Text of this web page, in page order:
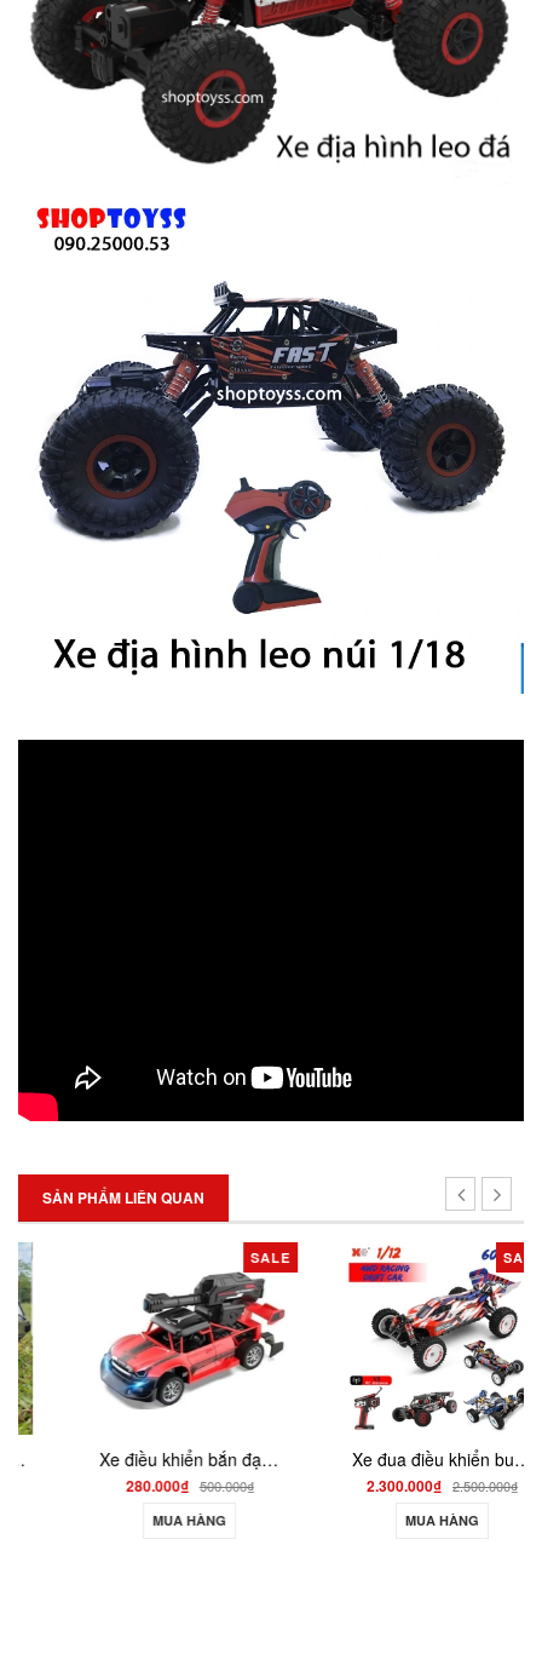
SẢN PHẨM LIÊN QUAN
Xe điều khiển bắn đạn thạch pin sạc XBD555
280.000₫ 500.000₫
MUA HÀNG
SALE
Xe đua điều khiển buggy WLtoys 408 1/12 2.4G chạy 60km/h
2.300.000₫ 2.500.000₫
MUA HÀNG